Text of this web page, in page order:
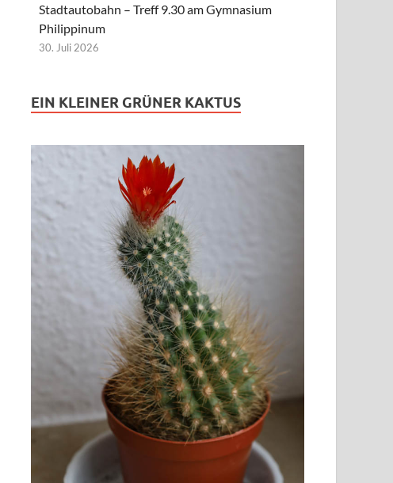
Stadtautobahn – Treff 9.30 am Gymnasium
Philippinum
30. Juli 2026
EIN KLEINER GRÜNER KAKTUS